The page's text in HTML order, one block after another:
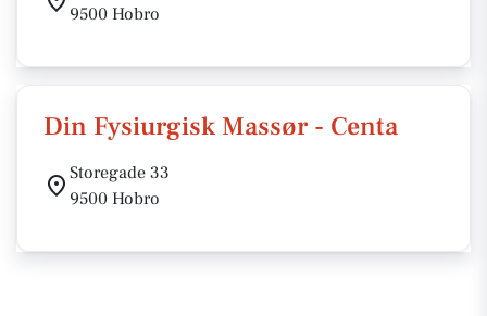
9500 Hobro
Din Fysiurgisk Massør - Centa
Storegade 33
9500 Hobro